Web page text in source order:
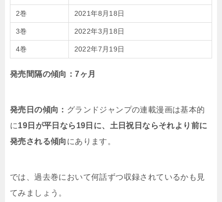
2巻 2021年8月18日
3巻 2022年3月18日
4巻 2022年7月19日
発売間隔の傾向：7ヶ月
発売日の傾向： グランドジャンプの連載漫画は基本的
に19日が平日なら19日に、土日祝日ならそれより前に
発売される傾向 にあります。
では、過去巻において何話ずつ収録されているかも見
てみましょう。